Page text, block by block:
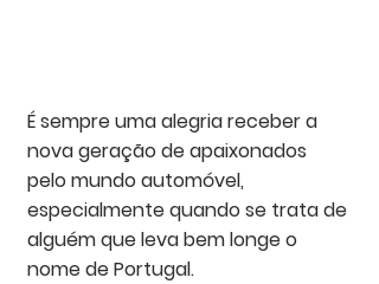
É sempre uma alegria receber a
nova geração de apaixonados
pelo mundo automóvel,
especialmente quando se trata de
alguém que leva bem longe o
nome de Portugal.